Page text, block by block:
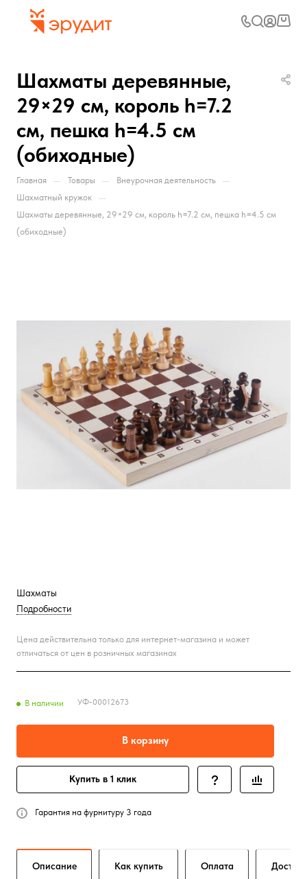
Шахматы деревянные,
29×29 см, король h=7.2
см, пешка h=4.5 см
(обиходные)
Главная — Товары — Внеурочная деятельность —
Шахматный кружок —
Шахматы деревянные, 29×29 см, король h=7.2 см, пешка h=4.5 см
(обиходные)
Шахматы
Подробности
Цена действительна только для интернет-магазина и может
отличаться от цен в розничных магазинах
В наличии УФ-00012673
В корзину
Купить в 1 клик
Гарантия на фурнитуру 3 года
Описание Как купить Оплата